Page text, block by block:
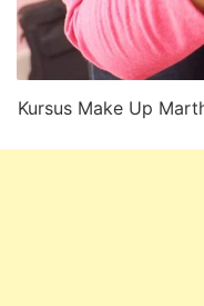
Kursus Make Up